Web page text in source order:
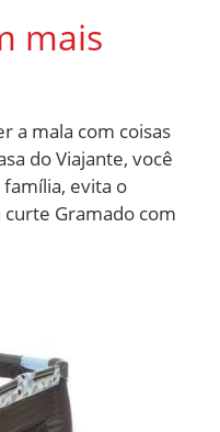
mais
a mala com coisas
do Viajante, você
evita o
curte Gramado com